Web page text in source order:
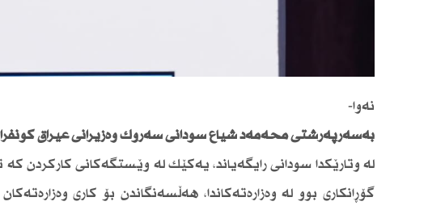
نەوا-
بەسەرپەرشتی محەمەد شیاع سودانی سەرۆك وەزیرانی عیراق
لە وتارێكدا سودانی رایگەیاند، یەكێك لە وێستگەكانی كاركردن
گۆڕانكاری بوو لە وەزارەتەكاندا، هەڵسەنگاندن بۆ كاری